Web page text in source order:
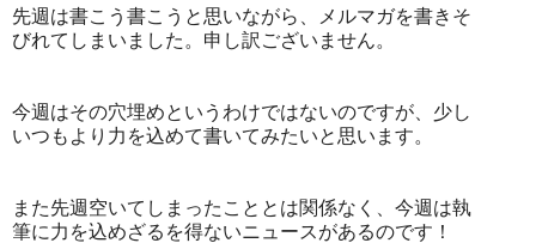
先週は書こう書こうと思いながら、メルマガを書きそ
びれてしまいました。申し訳ございません。
今週はその穴埋めというわけではないのですが、少し
いつもより力を込めて書いてみたいと思います。
また先週空いてしまったこととは関係なく、今週は執
筆に力を込めざるを得ないニュースがあるのです！